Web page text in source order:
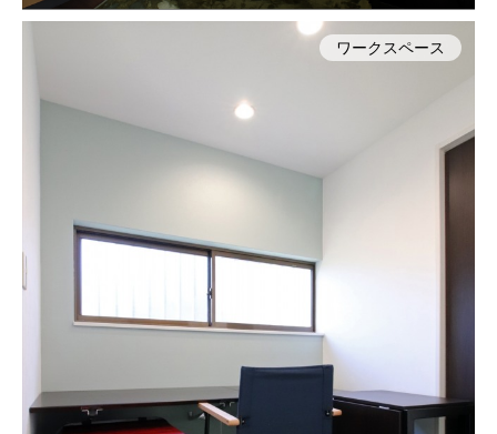
ワークスペース